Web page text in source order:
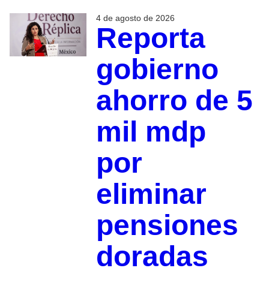
4 de agosto de 2026
Reporta
gobierno
ahorro de 5
mil mdp
por
eliminar
pensiones
doradas